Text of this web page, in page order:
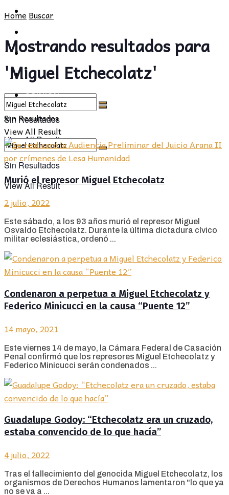
CULTURA
OPINIÓN
Sin Resultados
View All Result
PROVINCIA
SOCIEDAD
CULTURA
OPINIÓN
Sin Resultados
View All Result
HomeBuscar
Mostrando resultados para
'Miguel Etchecolatz'
Sin Resultados
View All Result
Murió el represor Miguel Etchecolatz
2 julio, 2022
Este sábado, a los 93 años murió el represor Miguel
Osvaldo Etchecolatz. Durante la última dictadura cívico
militar eclesiástica, ordenó ...
Condenaron a perpetua a Miguel Etchecolatz y
Federico Minicucci en la causa “Puente 12”
14 mayo, 2021
Este viernes 14 de mayo, la Cámara Federal de Casación
Penal confirmó que los represores Miguel Etchecolatz y
Federico Minicucci serán condenados ...
Guadalupe Godoy: “Etchecolatz era un cruzado,
estaba convencido de lo que hacía”
4 julio, 2022
Tras el fallecimiento del genocida Miguel Etchecolatz, los
organismos de Derechos Humanos lamentaron "lo que ya
no se va a ...